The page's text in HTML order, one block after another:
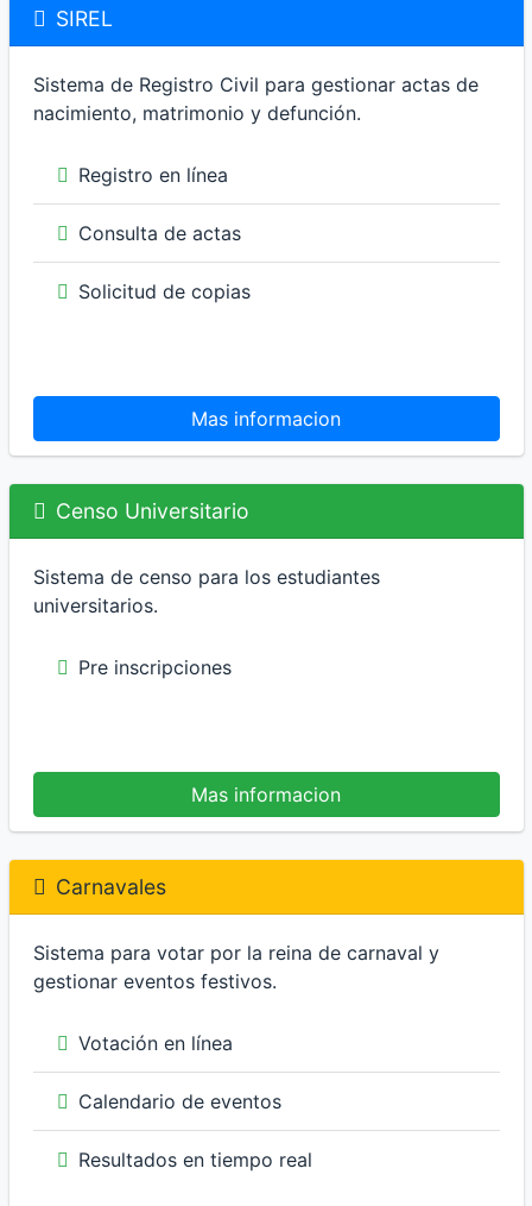
SIREL
Sistema de Registro Civil para gestionar actas de
nacimiento, matrimonio y defunción.
Registro en línea
Consulta de actas
Solicitud de copias
Mas informacion
Censo Universitario
Sistema de censo para los estudiantes
universitarios.
Pre inscripciones
Mas informacion
Carnavales
Sistema para votar por la reina de carnaval y
gestionar eventos festivos.
Votación en línea
Calendario de eventos
Resultados en tiempo real